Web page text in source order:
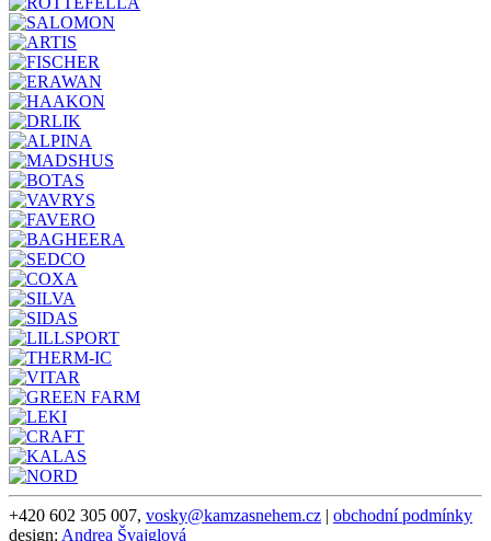
+420 602 305 007, vosky@kamzasnehem.cz | obchodní podmínky
design: Andrea Švajglová